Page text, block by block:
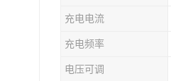
充电电流
充电频率
电压可调